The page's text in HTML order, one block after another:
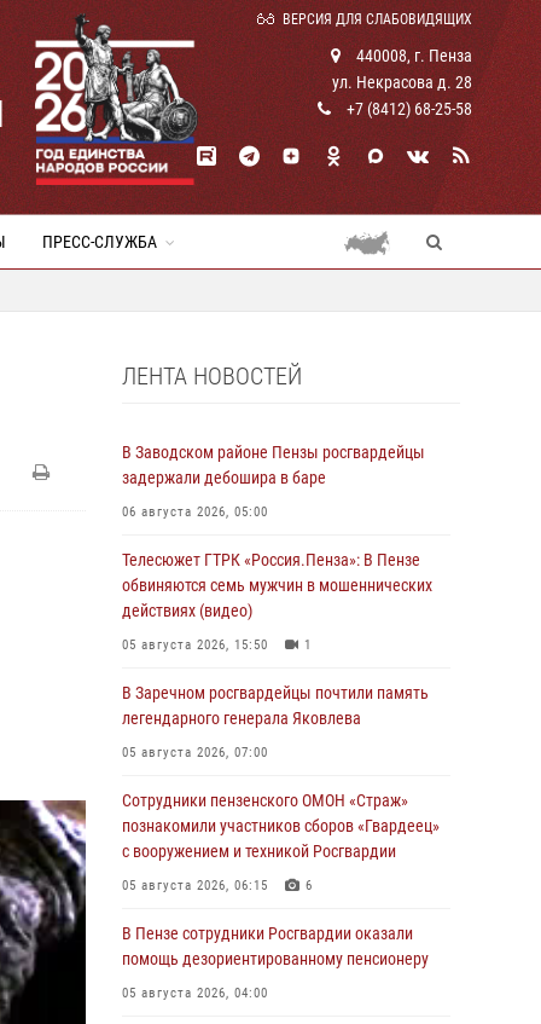
ВЕРСИЯ ДЛЯ СЛАБОВИДЯЩИХ
440008, г. Пенза
ул. Некрасова д. 28
+7 (8412) 68-25-58
ПРЕСС-СЛУЖБА
ЛЕНТА НОВОСТЕЙ
В Заводском районе Пензы росгвардейцы
задержали дебошира в баре
06 августа 2026, 05:00
Телесюжет ГТРК «Россия.Пенза»: В Пензе
обвиняются семь мужчин в мошеннических
действиях (видео)
05 августа 2026, 15:50 1
В Заречном росгвардейцы почтили память
легендарного генерала Яковлева
05 августа 2026, 07:00
Сотрудники пензенского ОМОН «Страж»
познакомили участников сборов «Гвардеец»
с вооружением и техникой Росгвардии
05 августа 2026, 06:15 6
В Пензе сотрудники Росгвардии оказали
помощь дезориентированному пенсионеру
05 августа 2026, 04:00